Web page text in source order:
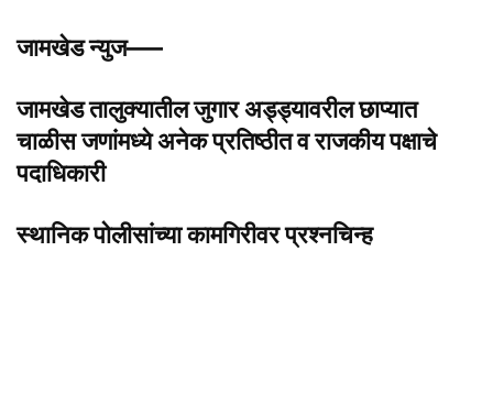
जामखेड न्युज—–
जामखेड तालुक्यातील जुगार अड्ड्यावरील छाप्यात
चाळीस जणांमध्ये अनेक प्रतिष्ठीत व राजकीय पक्षाचे
पदाधिकारी
स्थानिक पोलीसांच्या कामगिरीवर प्रश्नचिन्ह